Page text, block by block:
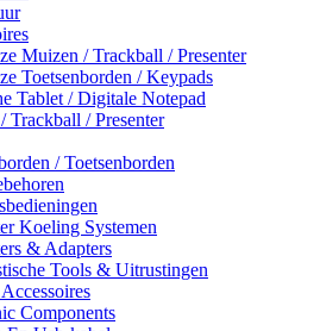
Muizen / Trackball / Presenter
Toetsenborden / Keypads
Tablet / Digitale Notepad
Trackball / Presenter
/ Toetsenborden
Koeling Systemen
& Adapters
Tools & Uitrustingen
Components